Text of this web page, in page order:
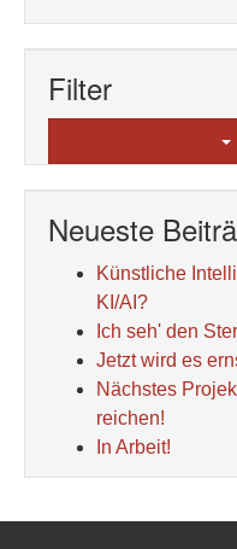
Filter
Neueste
Künstliche
KI/AI?
Ich seh' den
Jetzt wird es
Nächstes
reichen!
In Arbeit!